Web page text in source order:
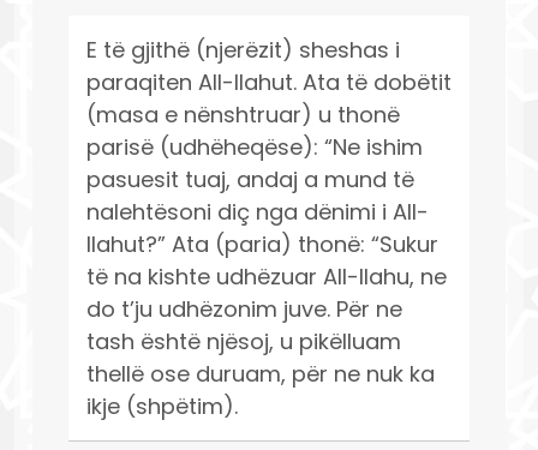
E të gjithë (njerëzit) sheshas i
paraqiten All-llahut. Ata të dobëtit
(masa e nënshtruar) u thonë
parisë (udhëheqëse): “Ne ishim
pasuesit tuaj, andaj a mund të
nalehtësoni diç nga dënimi i All-
llahut?” Ata (paria) thonë: “Sukur
të na kishte udhëzuar All-llahu, ne
do t’ju udhëzonim juve. Për ne
tash është njësoj, u pikëlluam
thellë ose duruam, për ne nuk ka
ikje (shpëtim).